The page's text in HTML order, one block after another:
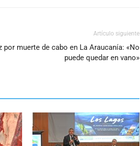
Artículo siguiente
por muerte de cabo en La Araucanía: «No
puede quedar en vano»